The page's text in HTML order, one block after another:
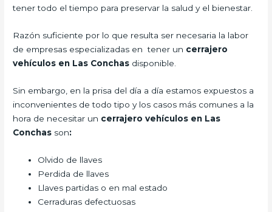
tener todo el tiempo para preservar la salud y el bienestar.
Razón suficiente por lo que resulta ser necesaria la labor
de empresas especializadas en tener un cerrajero
vehículos en Las Conchas disponible.
Sin embargo, en la prisa del día a día estamos expuestos a
inconvenientes de todo tipo y los casos más comunes a la
hora de necesitar un cerrajero vehículos en Las
Conchas son:
Olvido de llaves
Perdida de llaves
Llaves partidas o en mal estado
Cerraduras defectuosas